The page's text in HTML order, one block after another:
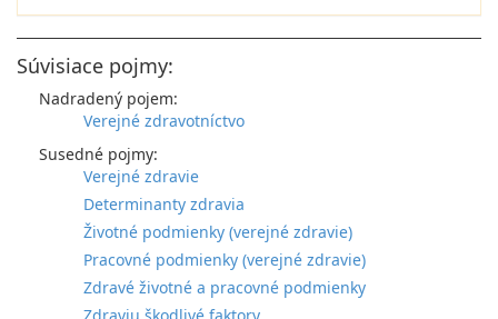
Súvisiace pojmy:
Nadradený pojem:
Verejné zdravotníctvo
Susedné pojmy:
Verejné zdravie
Determinanty zdravia
Životné podmienky (verejné zdravie)
Pracovné podmienky (verejné zdravie)
Zdravé životné a pracovné podmienky